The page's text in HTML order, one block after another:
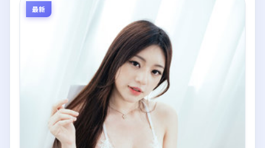
最新